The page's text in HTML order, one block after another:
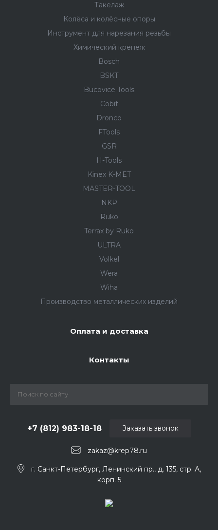
Такелаж
Колёса и колëсные опоры
Инструмент для нарезания резьбы
Химический крепеж
Bosch
BSKT
Bucovice Tools
Cobit
Dronco
FTools
GSR
H-Tools
Kinex K-MET
MASTER-TOOL
NKP
Ruko
Terrax by Ruko
ULTRA
Volkel
Wera
Wiha
Производство металлических изделий
Оплата и доставка
Контакты
zakaz@krep78.ru
+7 (812) 983-18-18
г. Санкт-Петербург, Ленинский пр., д. 135, стр. А,
корп. 5
Заказать звонок